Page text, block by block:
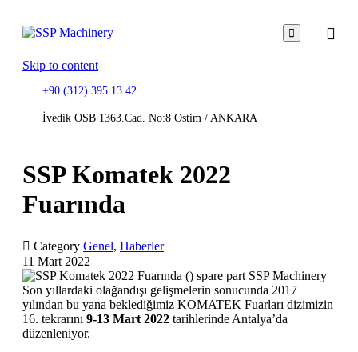

Skip to content
+90 (312) 395 13 42
İvedik OSB 1363.Cad. No:8 Ostim / ANKARA
SSP Komatek 2022
Fuarında
 Category Genel, Haberler
11 Mart 2022
Son yıllardaki olağandışı gelişmelerin sonucunda 2017
yılından bu yana beklediğimiz KOMATEK Fuarları dizimizin
16. tekrarını 9-13 Mart 2022 tarihlerinde Antalya’da
düzenleniyor.